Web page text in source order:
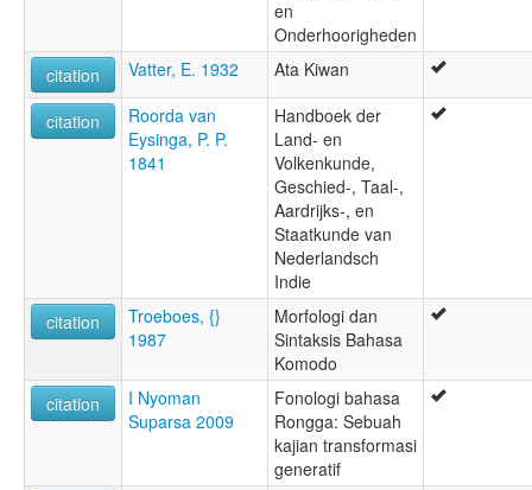
en
Onderhoorigheden
citation
Vatter, E. 1932 Ata Kiwan
citation
Roorda van
Eysinga, P. P.
1841
Handboek der
Land- en
Volkenkunde,
Geschied-, Taal-,
Aardrijks-, en
Staatkunde van
Nederlandsch
Indie
citation
Troeboes, {}
1987
Morfologi dan
Sintaksis Bahasa
Komodo
citation
I Nyoman
Suparsa 2009
Fonologi bahasa
Rongga: Sebuah
kajian transformasi
generatif